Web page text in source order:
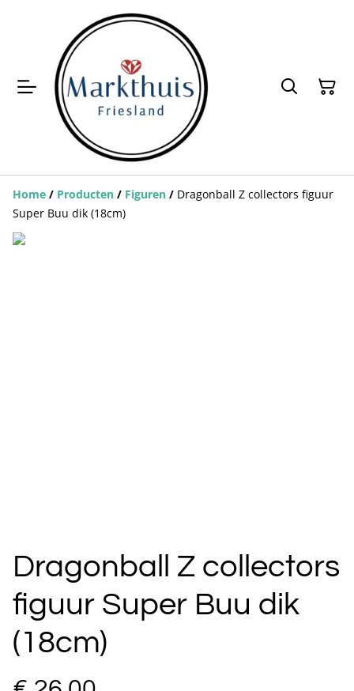
Home / Producten / Figuren / Dragonball Z collectors figuur
Super Buu dik (18cm)
Dragonball Z collectors
figuur Super Buu dik
(18cm)